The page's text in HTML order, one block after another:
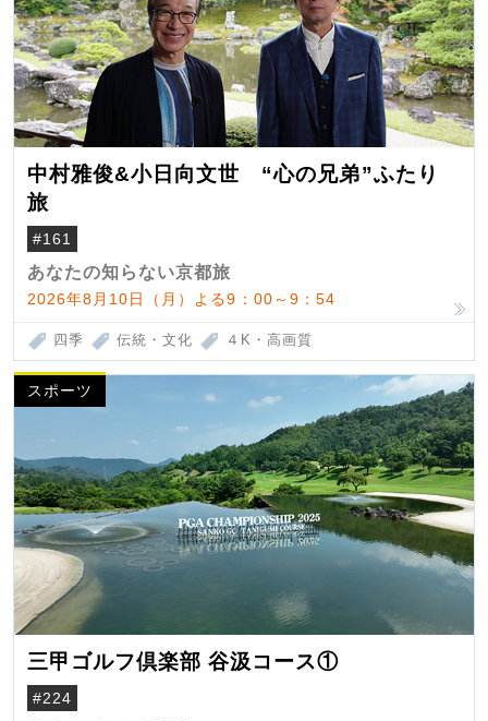
中村雅俊&小日向文世 “心の兄弟”ふたり
旅
#161
あなたの知らない京都旅
2026年8月10日（月）よる9：00～9：54
四季 伝統・文化 ４K・高画質
スポーツ
三甲ゴルフ倶楽部 谷汲コース①
#224